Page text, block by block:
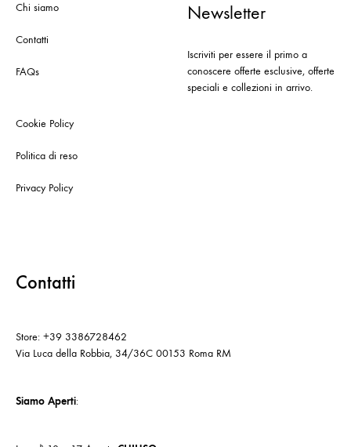
Chi siamo
Contatti
FAQs
Cookie Policy
Politica di reso
Privacy Policy
Newsletter
Iscriviti per essere il primo a
conoscere offerte esclusive, offerte
speciali e collezioni in arrivo.
Contatti
Store: +39 3386728462
Via Luca della Robbia, 34/36C 00153 Roma RM
Siamo Aperti: